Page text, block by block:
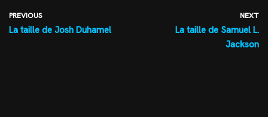
PREVIOUS
La taille de Josh Duhamel
NEXT
La taille de Samuel L.
Jackson